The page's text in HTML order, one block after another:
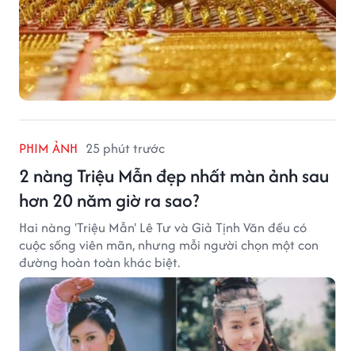
PHIM ẢNH 25 phút trước
2 nàng Triệu Mẫn đẹp nhất màn ảnh sau
hơn 20 năm giờ ra sao?
Hai nàng 'Triệu Mẫn' Lê Tư và Giả Tịnh Văn đều có
cuộc sống viên mãn, nhưng mỗi người chọn một con
đường hoàn toàn khác biệt.